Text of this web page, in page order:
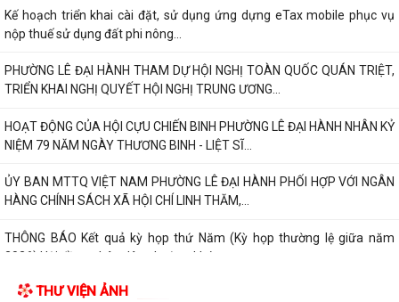
Kế hoạch triển khai cài đặt, sử dụng ứng dựng eTax mobile phục vụ
nộp thuế sử dụng đất phi nông...
PHƯỜNG LÊ ĐẠI HÀNH THAM DỰ HỘI NGHỊ TOÀN QUỐC QUÁN TRIỆT,
TRIỂN KHAI NGHỊ QUYẾT HỘI NGHỊ TRUNG ƯƠNG...
HOẠT ĐỘNG CỦA HỘI CỰU CHIẾN BINH PHƯỜNG LÊ ĐẠI HÀNH NHÂN KỶ
NIỆM 79 NĂM NGÀY THƯƠNG BINH - LIỆT SĨ...
ỦY BAN MTTQ VIỆT NAM PHƯỜNG LÊ ĐẠI HÀNH PHỐI HỢP VỚI NGÂN
HÀNG CHÍNH SÁCH XÃ HỘI CHÍ LINH THĂM,...
THÔNG BÁO Kết quả kỳ họp thứ Năm (Kỳ họp thường lệ giữa năm
2026) Hội đồng nhân dân phường khóa...
THÔNG BÁO LỄ DÂNG HƯƠNG THẮP NẾN TRI ÂN CÁC ANH HÙNG LIỆT
THƯ VIỆN ẢNH